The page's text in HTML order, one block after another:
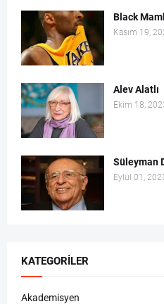
Black
Kasım 19,
Alev Alatlı
Ekim 18,
Süleyman
Eylül 01,
KATEGORILER
Akademisyen